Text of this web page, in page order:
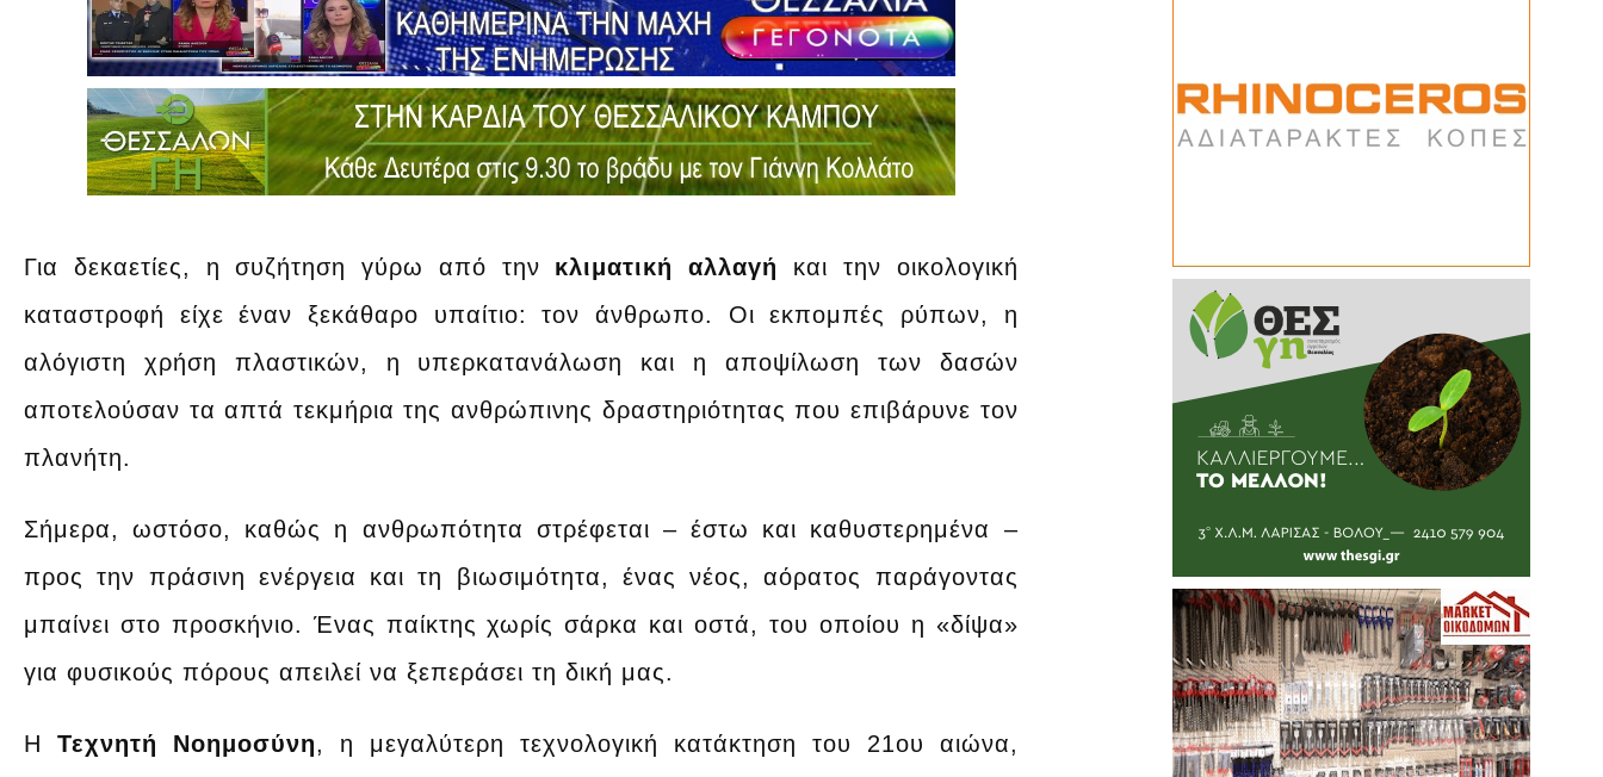
Για δεκαετίες, η συζήτηση γύρω από την κλιματική αλλαγή
και την οικολογική
καταστροφή είχε έναν ξεκάθαρο υπαίτιο: τον άνθρωπο. Οι εκπομπές ρύπων, η
αλόγιστη χρήση πλαστικών, η υπερκατανάλωση και η αποψίλωση των δασών
αποτελούσαν τα απτά τεκμήρια της ανθρώπινης δραστηριότητας που επιβάρυνε τον
πλανήτη.
Σήμερα, ωστόσο, καθώς η ανθρωπότητα στρέφεται – έστω και καθυστερημένα –
προς την πράσινη ενέργεια και τη βιωσιμότητα, ένας νέος, αόρατος παράγοντας
μπαίνει στο προσκήνιο. Ένας παίκτης χωρίς σάρκα και οστά, του οποίου η «δίψα»
για φυσικούς πόρους απειλεί να ξεπεράσει τη δική μας.
Η Τεχνητή Νοημοσύνη, η μεγαλύτερη τεχνολογική κατάκτηση του 21ου αιώνα,